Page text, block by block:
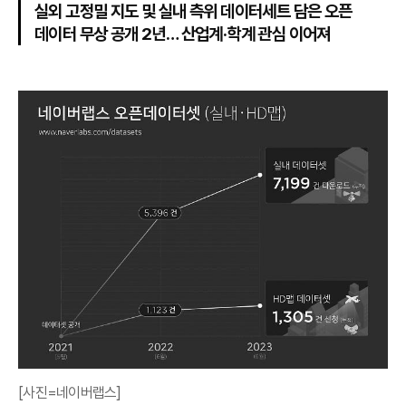
실외 고정밀 지도 및 실내 측위 데이터세트 담은 오픈
데이터 무상 공개 2년… 산업계·학계 관심 이어져
[사진=네이버랩스]